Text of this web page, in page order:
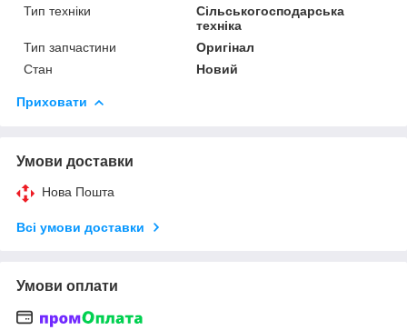
Тип техніки
Сільськогосподарська
техніка
Тип запчастини
Оригінал
Стан
Новий
Приховати
Умови доставки
Нова Пошта
Всі умови доставки
Умови оплати